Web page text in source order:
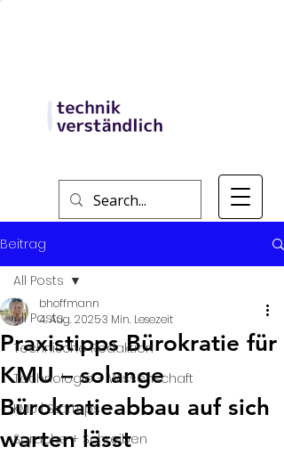
Beitrag
All Posts
Technische Redaktion
Technologie + Wissenschaft
KMU | Startups
Sprache + Schreiben
All Posts
Praxistipps Bürokratie für
KMU – solange
Bürokratieabbau auf sich
warten lässt
bhoffmann
4. Aug. 20253 Min. Lesezeit